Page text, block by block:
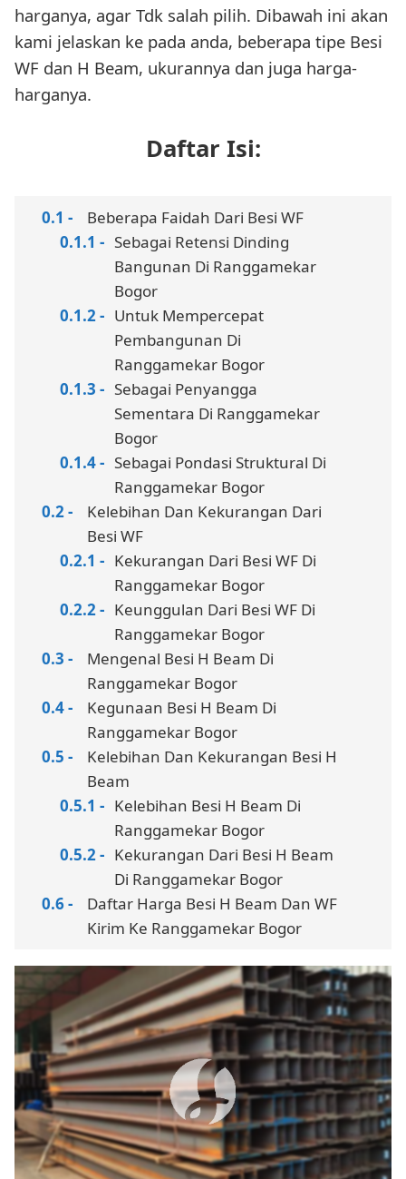
harganya, agar Tdk salah pilih. Dibawah ini akan
kami jelaskan ke pada anda, beberapa tipe Besi
WF dan H Beam, ukurannya dan juga harga-
harganya.
Daftar Isi:
Beberapa Faidah Dari Besi WF
Sebagai Retensi Dinding
Bangunan Di Ranggamekar
Bogor
Untuk Mempercepat
Pembangunan Di
Ranggamekar Bogor
Sebagai Penyangga
Sementara Di Ranggamekar
Bogor
Sebagai Pondasi Struktural Di
Ranggamekar Bogor
Kelebihan Dan Kekurangan Dari
Besi WF
Kekurangan Dari Besi WF Di
Ranggamekar Bogor
Keunggulan Dari Besi WF Di
Ranggamekar Bogor
Mengenal Besi H Beam Di
Ranggamekar Bogor
Kegunaan Besi H Beam Di
Ranggamekar Bogor
Kelebihan Dan Kekurangan Besi H
Beam
Kelebihan Besi H Beam Di
Ranggamekar Bogor
Kekurangan Dari Besi H Beam
Di Ranggamekar Bogor
Daftar Harga Besi H Beam Dan WF
Kirim Ke Ranggamekar Bogor